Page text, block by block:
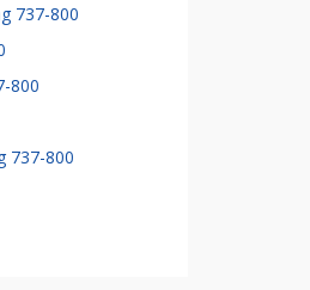
737-800
800
737-800